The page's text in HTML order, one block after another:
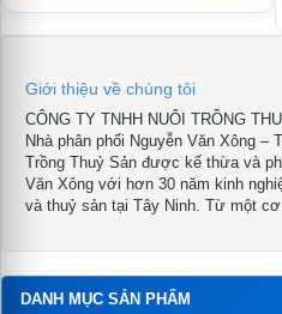
Giới thiệu về chúng tôi
CÔNG TY TNHH NUÔI TRỒNG
Nhà phân phối Nguyễn Văn Xông –
Trồng Thuỷ Sản được kế thừa và
Văn Xông với hơn 30 năm kinh
và thuỷ sản tại Tây Ninh. Từ một cơ
DANH MỤC SẢN PHẨM